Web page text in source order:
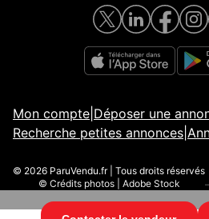
Mon compte Déposer une
Recherche petites annonces
© 2026 ParuVendu.fr | Tous droits réservés
© Crédits photos | Adobe Stock